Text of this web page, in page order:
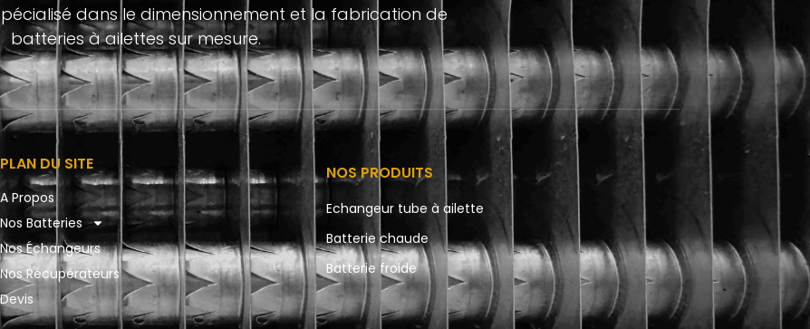
dans le dimensionnement et la fabrication de
batteries à ailettes sur mesure.
PLAN DU SITE
A Propos
Nos Batteries
Nos Échangeurs
Nos Récupérateurs
Devis
NOS PRODUITS
Echangeur tube à ailette
Batterie chaude
Batterie froide